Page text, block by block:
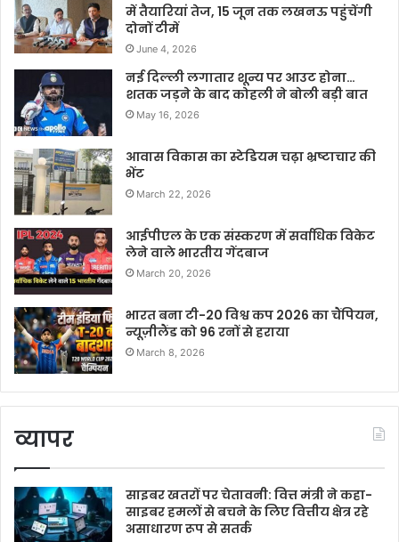
में तैयारियां तेज, 15 जून तक लखनऊ पहुंचेंगी
दोनों टीमें
June 4, 2026
नई दिल्ली लगातार शून्य पर आउट होना…
शतक जड़ने के बाद कोहली ने बोली बड़ी बात
May 16, 2026
आवास विकास का स्टेडियम चढ़ा भ्रष्टाचार की
भेंट
March 22, 2026
आईपीएल के एक संस्करण में सर्वाधिक विकेट
लेने वाले भारतीय गेंदबाज
March 20, 2026
भारत बना टी-20 विश्व कप 2026 का चैंपियन,
न्यूज़ीलैंड को 96 रनों से हराया
March 8, 2026
व्यापर
साइबर खतरों पर चेतावनी: वित्त मंत्री ने कहा-
साइबर हमलों से बचने के लिए वित्तीय क्षेत्र रहे
असाधारण रूप से सतर्क